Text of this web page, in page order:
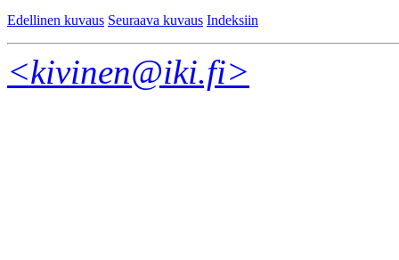
Edellinen kuvaus Seuraava kuvaus Indeksiin
<kivinen@iki.fi>